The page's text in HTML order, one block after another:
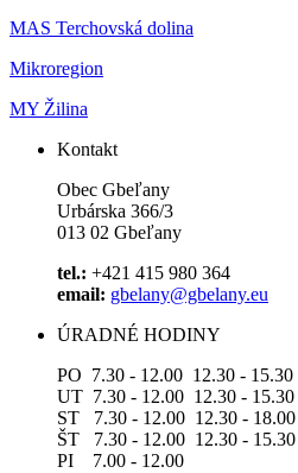
MAS Terchovská dolina
Mikroregion
MY Žilina
Kontakt
Obec Gbeľany
Urbárska 366/3
013 02 Gbeľany
tel.: +421 415 980 364
email: gbelany@gbelany.eu
ÚRADNÉ HODINY
PO 7.30 - 12.00 12.30 - 15.30
UT 7.30 - 12.00 12.30 - 15.30
ST 7.30 - 12.00 12.30 - 18.00
ŠT 7.30 - 12.00 12.30 - 15.30
PI 7.00 - 12.00